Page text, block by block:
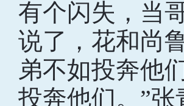
有个闪失，当
说了，花和尚
弟不如投奔他
投奔他们。”